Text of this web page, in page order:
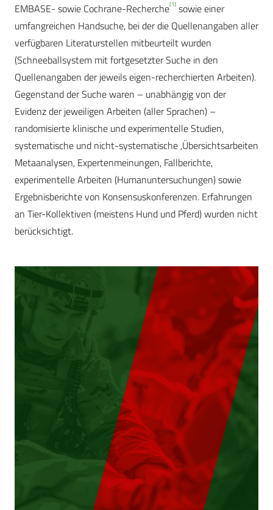
EMBASE- sowie Cochrane-Recherche[1] sowie einer
umfangreichen Handsuche, bei der die Quellenangaben aller
verfügbaren Literaturstellen mitbeurteilt wurden
(Schneeballsystem mit fortgesetzter Suche in den
Quellenangaben der jeweils eigen-recherchierten Arbeiten).
Gegenstand der Suche waren – unabhängig von der
Evidenz der jeweiligen Arbeiten (aller Sprachen) –
randomisierte klinische und experimentelle Studien,
systematische und nicht-systematische Übersichtsarbeiten,
Metaanalysen, Expertenmeinungen, Fallberichte,
experimentelle Arbeiten (Humanuntersuchungen) sowie
Ergebnisberichte von Konsensuskonferenzen. Erfahrungen
an Tier-Kollektiven (meistens Hund und Pferd) wurden nicht
berücksichtigt.